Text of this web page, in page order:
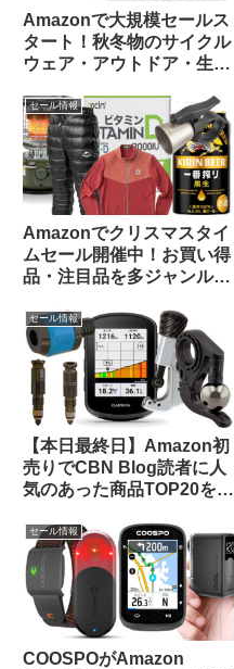
Amazonで大規模セールス
タート！秋冬物のサイクル
ウェア・アウトドア・生活
クアップしてみました
セール情報
Amazonでクリスマスタイ
ムセール開催中！お買い得
品・注目品を多ジャンルか
します
セール情報
【本日最終日】Amazon初
売りでCBN Blog読者に人
気のあった商品TOP20をご
セール情報
COOSPOがAmazon